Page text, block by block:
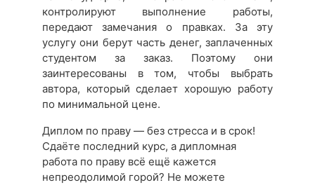
контролируют выполнение работы,
передают замечания о правках. За эту
услугу они берут часть денег, заплаченных
студентом за заказ. Поэтому они
заинтересованы в том, чтобы выбрать
автора, который сделает хорошую работу
по минимальной цене.
Диплом по праву — без стресса и в срок!
Сдаёте последний курс, а дипломная
работа по праву всё ещё кажется
непреодолимой горой? Не можете